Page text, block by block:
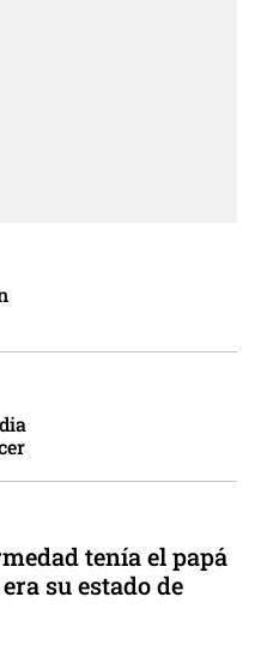
tenía el papá
su estado de